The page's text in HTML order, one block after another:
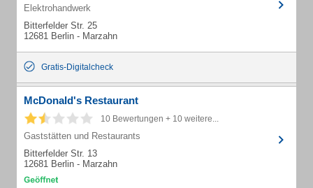
Elektrohandwerk
Bitterfelder Str. 25
12681 Berlin - Marzahn
Gratis-Digitalcheck
McDonald's Restaurant
10 Bewertungen + 10 weitere...
Gaststätten und Restaurants
Bitterfelder Str. 13
12681 Berlin - Marzahn